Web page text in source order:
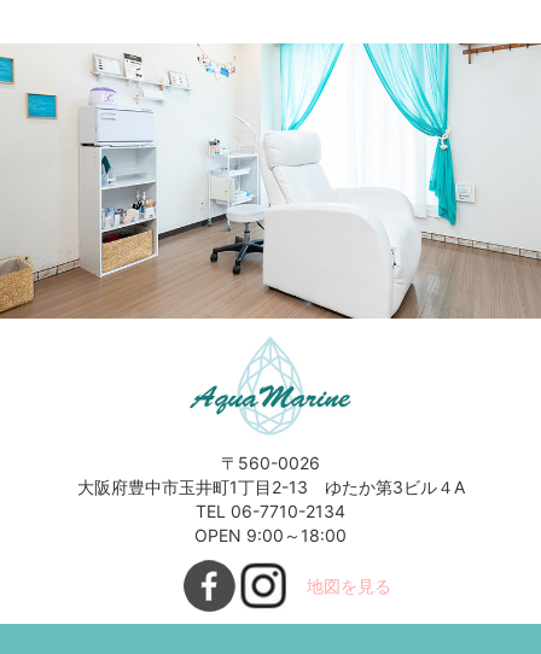
〒560-0026
大阪府豊中市玉井町1丁目2-13 ゆたか第3ビル４A
TEL 06-7710-2134
OPEN 9:00～18:00
地図を見る